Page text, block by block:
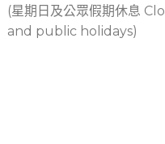
(星期日及公眾假期休息
and public holidays)